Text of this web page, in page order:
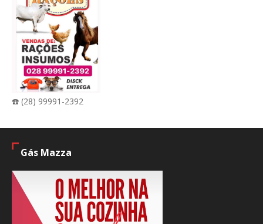
☎️ (28) 99991-2392
Gás Mazza